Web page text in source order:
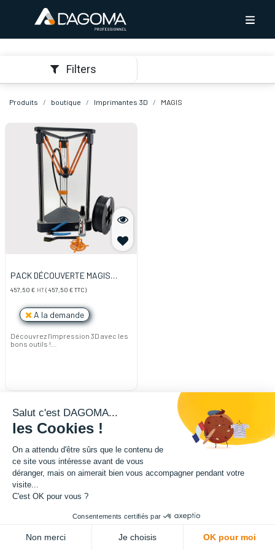
Filters
Produits boutique Imprimantes 3D MAGIS
PACK DÉCOUVERTE MAGIS
(l'essentiel de l'impression 3D)
457,50 € HT( 457,50 €TTC)
A la demande
Découvrez l'impression 3D avec les
bons outils !
DAGOMA a construit ce pack
produits indispensables et
basiques pour entrer sereinement
et efficacement dans le monde de
l'impression 3D.
imprimante 3D Magis, une bobine de
filament Chromatik gris anthracite
(750 grammes), une brosse à poils
durs en laiton, une pince coupante
américaine et un dérouleur de
bobine horizontal.
Accès à notre Formation 21 jours +
Salut c'est DAGOMA...
les Cookies !
On a attendu d'être sûrs que le contenu de
ce site vous intéresse avant de vous
déranger, mais on aimerait bien vous accompagner pendant votre
visite...
C'est OK pour vous ?
Consentements certifiés par
Non merci Je choisis OK pour moi